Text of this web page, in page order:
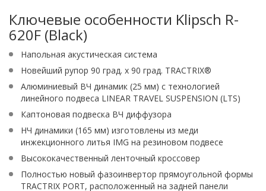
Ключевые особенности Klipsch R-
620F (Black)
Напольная акустическая система
Новейший рупор 90 град. x 90 град. TRACTRIX®
Алюминиевый ВЧ динамик (25 мм) с технологией
линейного подвеса LINEAR TRAVEL SUSPENSION (LTS)
Каптоновая подвеска ВЧ диффузора
НЧ динамики (165 мм) изготовлены из меди
инжекционного литья IMG на резиновом подвесе
Высококачественный ленточный кроссовер
Полностью новый фазоинвертор прямоугольной формы
TRACTRIX PORT, расположенный на задней панели